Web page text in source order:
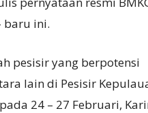
baru ini.
pesisir yang berpotensi
lain di Pesisir
24 – 27 Februari,